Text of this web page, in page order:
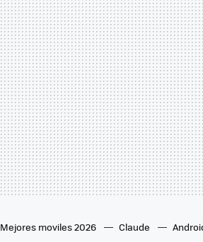
Mejores moviles 2026 Claude